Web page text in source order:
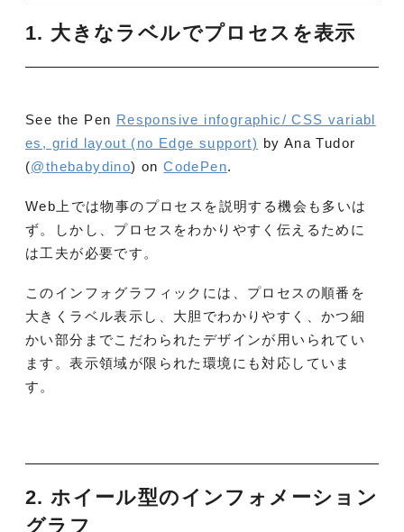
1. 大きなラベルでプロセスを表示
See the Pen Responsive infographic/ CSS variabl
es, grid layout (no Edge support) by Ana Tudor
(@thebabydino) onCodePen.
Web上では物事のプロセスを説明する機会も多いは
ず。しかし、プロセスをわかりやすく伝えるために
は工夫が必要です。
このインフォグラフィックには、プロセスの順番を
大きくラベル表示し、大胆でわかりやすく、かつ細
かい部分までこだわられたデザインが用いられてい
ます。表示領域が限られた環境にも対応していま
す。
2. ホイール型のインフォメーション
グラフ